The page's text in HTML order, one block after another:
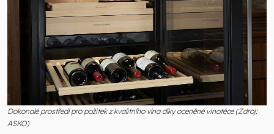
Dokonalé prostředí pro požitek z kvalitního vína díky oceněné vinotéce (Zdroj:
ASKO)